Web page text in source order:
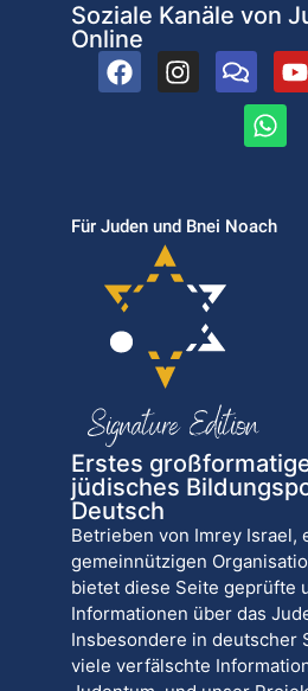
Soziale Kanäle von
Online
Für Juden und Bnei Noach
Erstes
jüdisches
Deutsch
Betrieben von Imrey Israel,
gemeinnützigen
bietet diese Seite geprüfte
Informationen über das
Insbesondere in deutscher
viele verfälschte